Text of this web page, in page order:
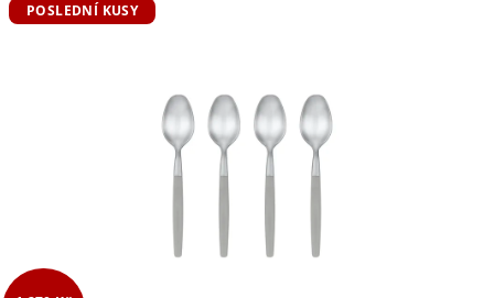
produktu
hvězdiček.
POSLEDNÍ KUSY